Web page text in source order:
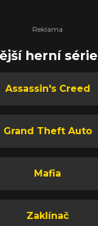
herní série
Assassin's Creed
Grand Theft Auto
Mafia
Zaklínač